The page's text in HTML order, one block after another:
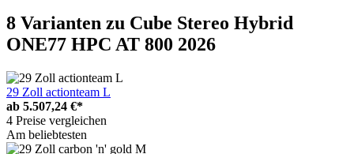
8 Varianten zu Cube Stereo Hybrid
ONE77 HPC AT 800 2026
29 Zoll actionteam L
ab 5.507,24 €*
4 Preise vergleichen
Am beliebtesten